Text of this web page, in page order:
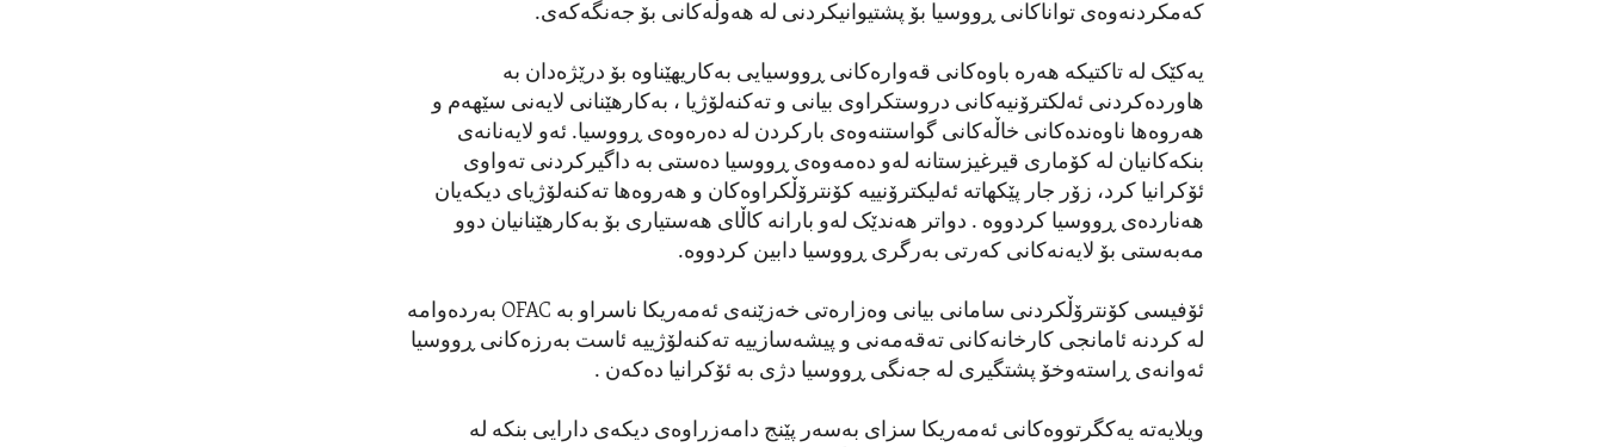
کەمکردنەوەی تواناکانی ڕووسیا بۆ پشتیوانیکردنی لە هەوڵەکانی بۆ جەنگەکەی.
یەکێک لە تاکتیکە هەرە باوەکانی قەوارەکانی ڕووسیایی بەکاریهێناوە بۆ درێژەدان بە
هاوردەکردنی ئەلکترۆنیەکانی دروستکراوی بیانی و تەکنەلۆژیا ، بەکارهێنانی لایەنی سێهەم و
هەروەها ناوەندەکانی خاڵەکانی گواستنەوەی بارکردن لە دەرەوەی ڕووسیا. ئەو لایەنانەی
بنکەکانیان لە کۆماری قیرغیزستانە لەو دەمەوەی ڕووسیا دەستی بە داگیرکردنی تەواوی
ئۆکرانیا کرد، زۆر جار پێکهاتە ئەلیکترۆنییە کۆنترۆڵکراوەکان و هەروەها تەکنەلۆژیای دیکەیان
هەناردەی ڕووسیا کردووە . دواتر هەندێک لەو بارانە کاڵای هەستیاری بۆ بەکارهێنانیان دوو
مەبەستی بۆ لایەنەکانی کەرتی بەرگری ڕووسیا دابین کردووە.
ئۆفیسی کۆنترۆڵکردنی سامانی بیانی وەزارەتی خەزێنەی ئەمەریکا ناسراو بە OFAC بەردەوامە
لە کردنە ئامانجی کارخانەکانی تەقەمەنی و پیشەسازییە تەکنەلۆژییە ئاست بەرزەکانی ڕووسیا
ئەوانەی ڕاستەوخۆ پشتگیری لە جەنگی ڕووسیا دژی بە ئۆکرانیا دەکەن .
ویلایەتە یەکگرتووەکانی ئەمەریکا سزای بەسەر پێنج دامەزراوەی دیکەی دارایی بنکە لە